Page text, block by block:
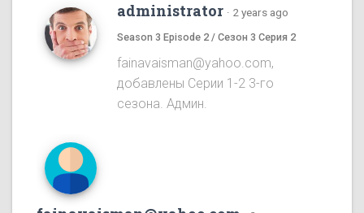
administrator · 2 years ago
Season 3 Episode 2 / Сезон 3 Серия 2
fainavaisman@yahoo.com,
добавлены Серии 1-2 3-го
сезона. Админ.